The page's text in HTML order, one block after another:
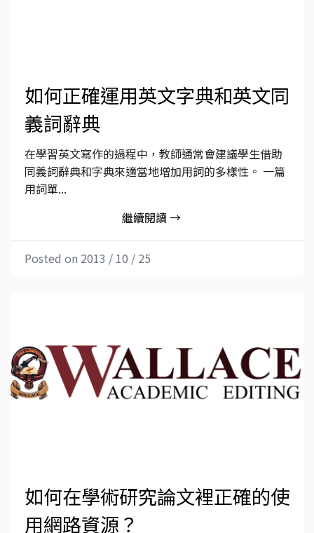
如何正確運用英文字典和英文同
義詞辭典
在學習英文寫作的過程中，教師通常會建議學生借助
同義詞辭典和字典來適當地增加用詞的多樣性。 一篇
用詞單...
繼續閱讀 →
Posted on 2013 / 10 / 25
如何在學術研究論文裡正確的使
用網路資源？